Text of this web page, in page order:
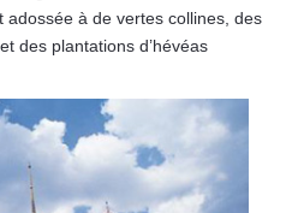
adossée à de vertes collines, des
des plantations d’hévéas